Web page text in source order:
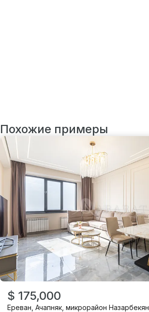
Похожие примеры
$ 175,000
Ереван Ачапняк микрорайон Назарбекян